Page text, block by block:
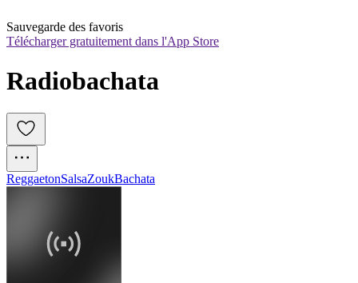
Sauvegarde des favoris
Télécharger gratuitement dans l'App Store
Radiobachata
ReggaetonSalsaZoukBachata